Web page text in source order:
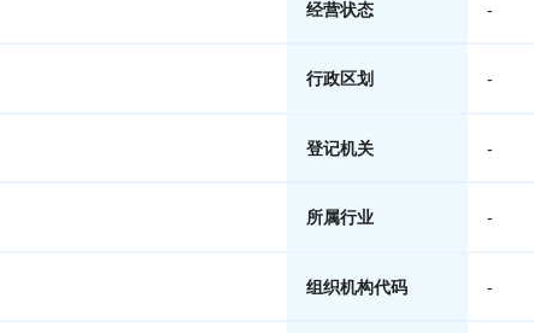
经营状态 -
行政区划 -
登记机关 -
所属行业 -
组织机构代码 -